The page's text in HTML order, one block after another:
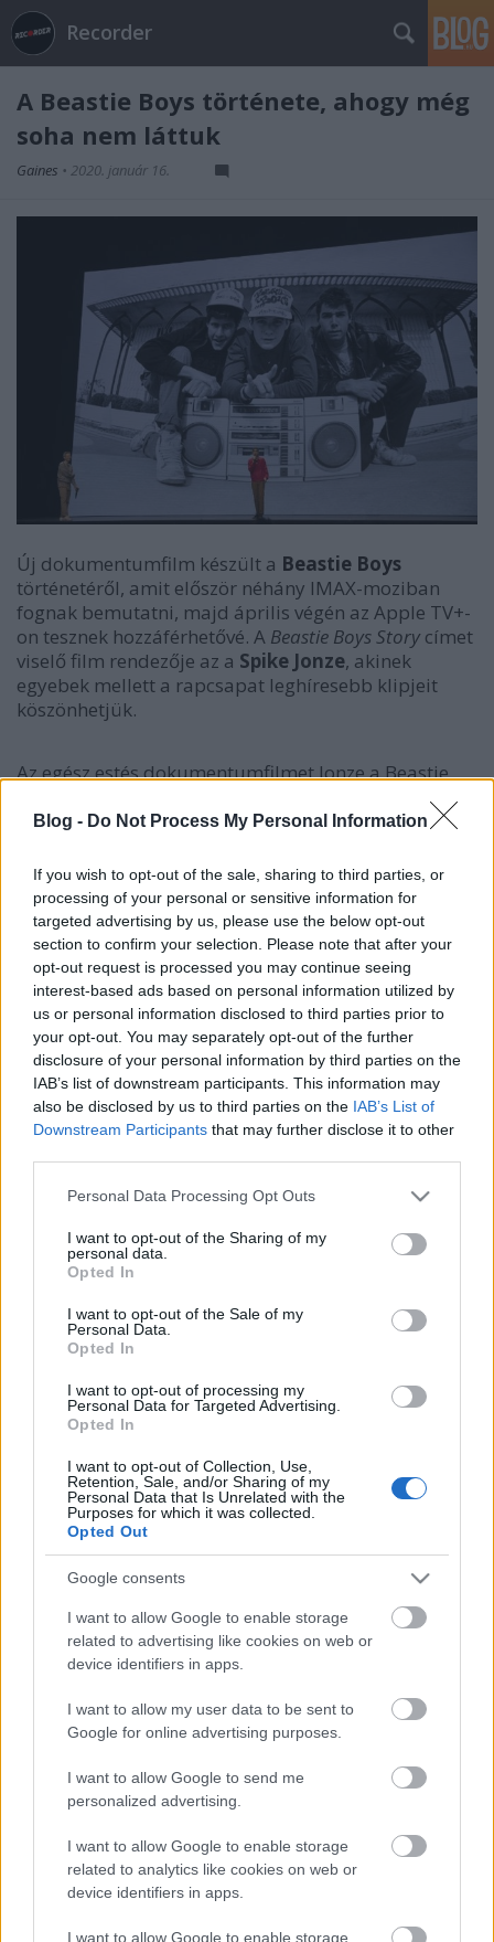
Blog - Do Not Process My Personal Information
If you wish to opt-out of the sale, sharing to third parties, or
processing of your personal or sensitive information for
targeted advertising by us, please use the below opt-out
section to confirm your selection. Please note that after your
opt-out request is processed you may continue seeing
interest-based ads based on personal information utilized by
us or personal information disclosed to third parties prior to
your opt-out. You may separately opt-out of the further
disclosure of your personal information by third parties on the
IAB’s list of downstream participants. This information may
also be disclosed by us to third parties on the IAB’s List of
Downstream Participants that may further disclose it to other
Please note that this website/app uses one or more Google
not limited to your visit or usage behaviour. You may click to
grant or deny consent to Google and its third-party tags to
use your data for below specified purposes in below Google
consent section.
Personal Data Processing Opt Outs
I want to opt-out of the Sharing of my
personal data.
Opted In
I want to opt-out of the Sale of my
Personal Data.
Opted In
I want to opt-out of processing my
Personal Data for Targeted Advertising.
Opted In
I want to opt-out of Collection, Use,
Retention, Sale, and/or Sharing of my
Personal Data that Is Unrelated with the
Purposes for which it was collected.
Opted Out
Google consents
I want to allow Google to enable storage
related to advertising like cookies on web or
device identifiers in apps.
I want to allow my user data to be sent to
Google for online advertising purposes.
I want to allow Google to send me
personalized advertising.
I want to allow Google to enable storage
related to analytics like cookies on web or
device identifiers in apps.
I want to allow Google to enable storage
Recorder
A Beastie Boys története, ahogy még
soha nem láttuk
Gaines • 2020. január 16.
Új dokumentumfilm készült a Beastie Boys
történetéről, amit először néhány IMAX-moziban
fognak bemutatni, majd április végén az Apple TV+-
on tesznek hozzáférhetővé. A Beastie Boys Story címet
viselő film rendezője az a Spike Jonze, akinek
egyebek mellett a rapcsapat leghíresebb klipjeit
köszönhetjük.
Az egész estés dokumentumfilmet Jonze a Beastie
Adam
Horovitzcalközösen állította össze, és a
filmélmény a csapat történetére és hagyatékára
fókuszál", intim, személyes közelségből. A projekt a
2018 októberében megjelent, Horovitz és Diamond
által közösen jegyzettBeastie Boys Bookcímű, 600
oldalas memoárból nőtte ki magát, amit színházi
előadássá is adaptáltak, és a film nem sokkal azIll
Communicationcímű lemez huszonhatodik
évfordulója előtt fog megjelenni.
Spike Jonze és a Beastie Boys kapcsolata régre nyúlik
vissza, a pályáját deszkás és BMX-es videókkal kezdő
rendező hozta tető alá három olyan szám klipjét is,
amely az emlegetett 1994-es lemezen szerepel,
alighanem a leghíresebb Beastie-videó, melyben
MCA, Ad-Rock, Mike D és DJ Hurricane 70-es évekbeli
zsarusorozat-szereplőkként akcióznak. Jonze később
klipek mellett nagyjátékfilmeket kezdett rendezni,
köztük
A John Malkovich-menet Adaptációt,
valamintA nőt, melynek forgatókönyvéért Oscart is
kapott. Mindeközben közreműködött öt Jackass-film
még egy klipet a Beastie Boys utolsó lemezéhez, és
nemsokára gyűjteményes kötet formájában fogják
"Sokkal tartozom a Beastie Boysnak" – fogalmazott
Jonze. – "Egy alkalommal kimentettek egy lángoló
hajóból, máskor meg segítettek csalni a felvételi
vizsgámmal, hogy bekerülhessek a Florida Állami
Egyetemre. Nagy megtiszteltetés, hogy újra
összefoghatok velük, és elmesélhetjük a sztorijukat."
Mike D-ék pedig azt mondták el róla, hogy azon ritka
barátok közé tartozik, akikkel olyan sokszor
rendelni, "és még ha nem is ismerünk egy fogást
sem az étlapon, akkor is talál valamit mindenkinek
az asztalnál, ami ízleni fog." A fényképalbum
március 17-én jelenik meg, egy hónappal később
pedig már meg is nézhetjük az új
dokumentumfilmet. Addig is itt a
Don't Play No
Game That I Can't Winjátékfigurás rövidfilmje Spike
Jonze-tól: